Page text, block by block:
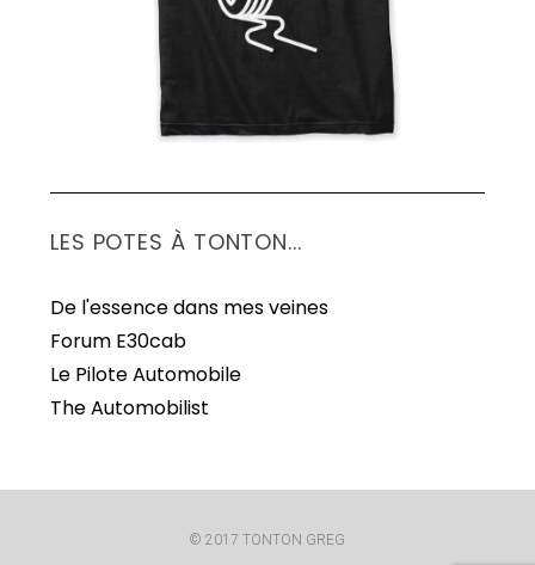
LES POTES À TONTON...
De l'essence dans mes veines
Forum E30cab
Le Pilote Automobile
The Automobilist
© 2017 TONTON GREG